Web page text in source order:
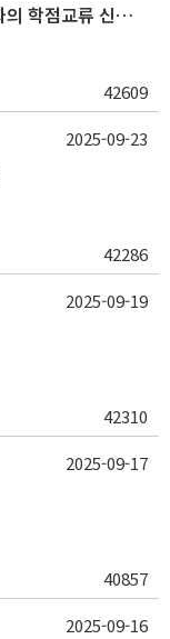
2025학년도 동계 계절학기 국내 타 대학과의 학점교류 신청 안내
42609
42286
2025-09-23
42310
2025-09-19
40857
2025-09-17
2025-09-16